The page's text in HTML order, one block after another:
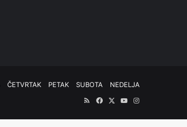
ČETVRTAK PETAK SUBOTA
NEDELJA
RSSFacebook
X YouTubeInstagram